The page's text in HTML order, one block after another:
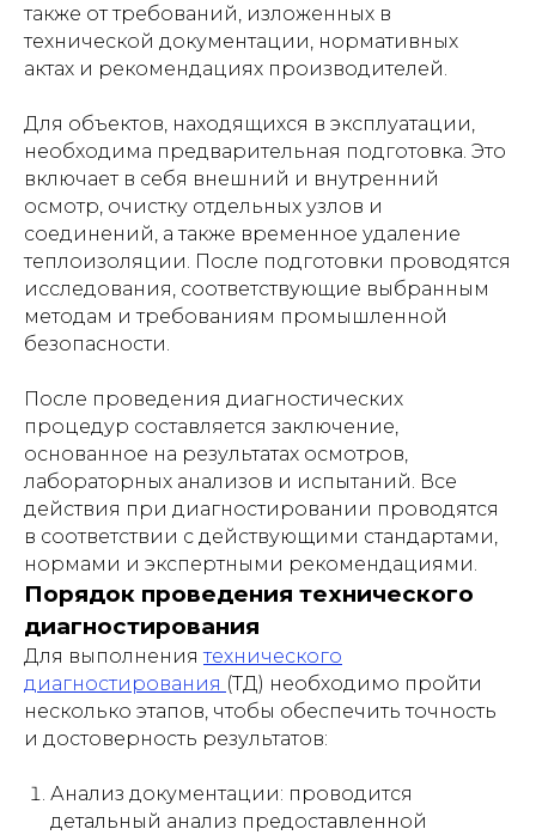
также от требований, изложенных в
технической документации, нормативных
актах и рекомендациях производителей.
Для объектов, находящихся в эксплуатации,
необходима предварительная подготовка. Это
включает в себя внешний и внутренний
осмотр, очистку отдельных узлов и
соединений, а также временное удаление
теплоизоляции. После подготовки проводятся
исследования, соответствующие выбранным
методам и требованиям промышленной
безопасности.
После проведения диагностических
процедур составляется заключение,
основанное на результатах осмотров,
лабораторных анализов и испытаний. Все
действия при диагностировании проводятся
в соответствии с действующими стандартами,
нормами и экспертными рекомендациями.
Порядок проведения технического
диагностирования
Для выполнениятехнического
диагностирования (ТД) необходимо пройти
несколько этапов, чтобы обеспечить точность
и достоверность результатов:
Анализ документации: проводится
детальный анализ предоставленной